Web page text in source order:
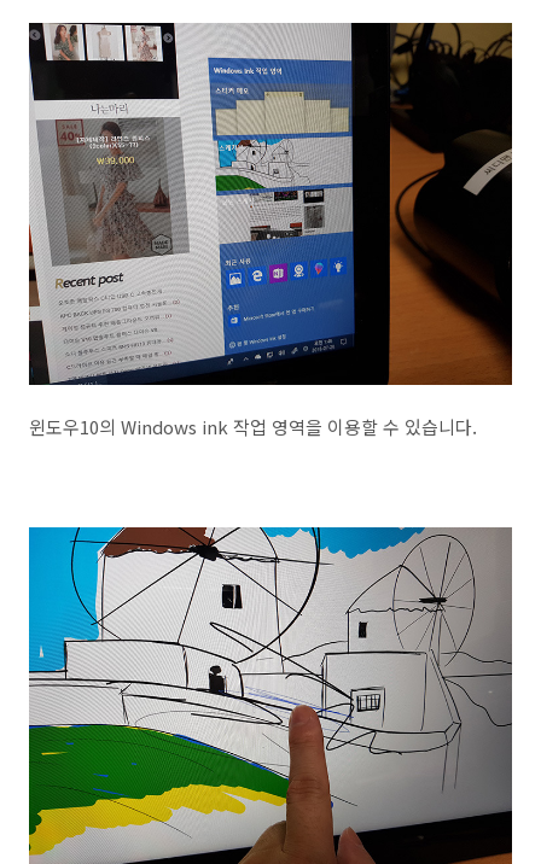
윈도우10의 Windows ink 작업 영역을 이용할 수 있습니다.